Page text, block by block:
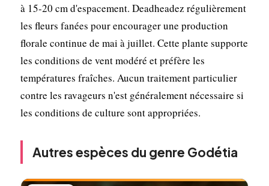
à 15-20 cm d'espacement. Deadheadez régulièrement
les fleurs fanées pour encourager une production
florale continue de mai à juillet. Cette plante supporte
les conditions de vent modéré et préfère les
températures fraîches. Aucun traitement particulier
contre les ravageurs n'est généralement nécessaire si
les conditions de culture sont appropriées.
Autres espèces du genre Godétia